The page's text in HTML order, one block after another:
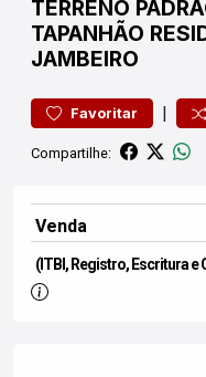
TERRENO
TAPANHÃO
JAMBEIRO
Favoritar |
Compartilhe:
Venda
(ITBI, Registro, Escritura e